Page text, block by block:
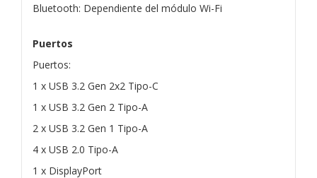
Bluetooth: Dependiente del módulo Wi-Fi
Puertos
Puertos:
1 x USB 3.2 Gen 2x2 Tipo-C
1 x USB 3.2 Gen 2 Tipo-A
2 x USB 3.2 Gen 1 Tipo-A
4 x USB 2.0 Tipo-A
1 x DisplayPort